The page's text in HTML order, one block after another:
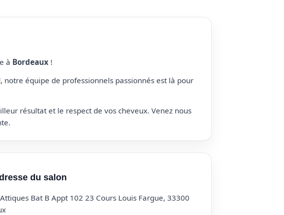
à Bordeaux !
équipe de professionnels passionnés est là pour
résultat et le respect de vos cheveux. Venez nous
du salon
Attiques Bat B Appt 102 23 Cours Louis Fargue, 33300